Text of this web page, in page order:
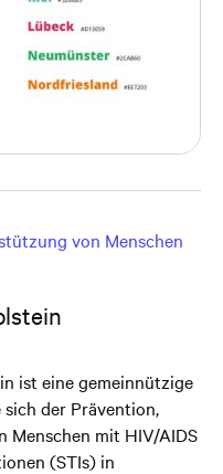
von Menschen
ist eine gemeinnützige
der Prävention,
Menschen mit HIV/AIDS
(STIs) in